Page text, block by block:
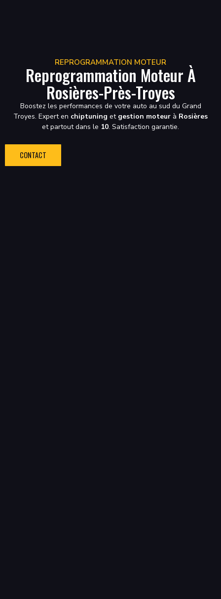
REPROGRAMMATION MOTEUR
Reprogrammation Moteur À
Rosières-Près-Troyes
Boostez les performances de votre auto au sud du Grand
Troyes. Expert en chiptuning et gestion moteur à Rosières
et partout dans le 10. Satisfaction garantie.
CONTACT